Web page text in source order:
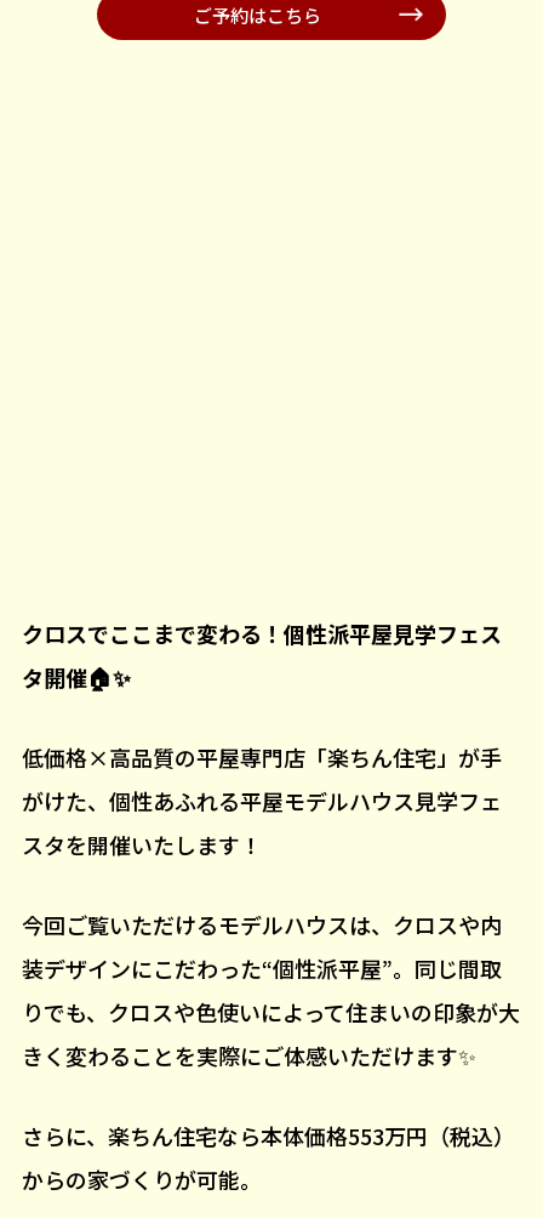
ご予約はこちら
クロスでここまで変わる！個性派平屋見学フェス
タ開催🏠✨
低価格×高品質の平屋専門店「楽ちん住宅」が手
がけた、個性あふれる平屋モデルハウス見学フェ
スタを開催いたします！
今回ご覧いただけるモデルハウスは、クロスや内
装デザインにこだわった“個性派平屋”。同じ間取
りでも、クロスや色使いによって住まいの印象が大
きく変わることを実際にご体感いただけます✨
さらに、楽ちん住宅なら本体価格553万円（税込）
からの家づくりが可能。